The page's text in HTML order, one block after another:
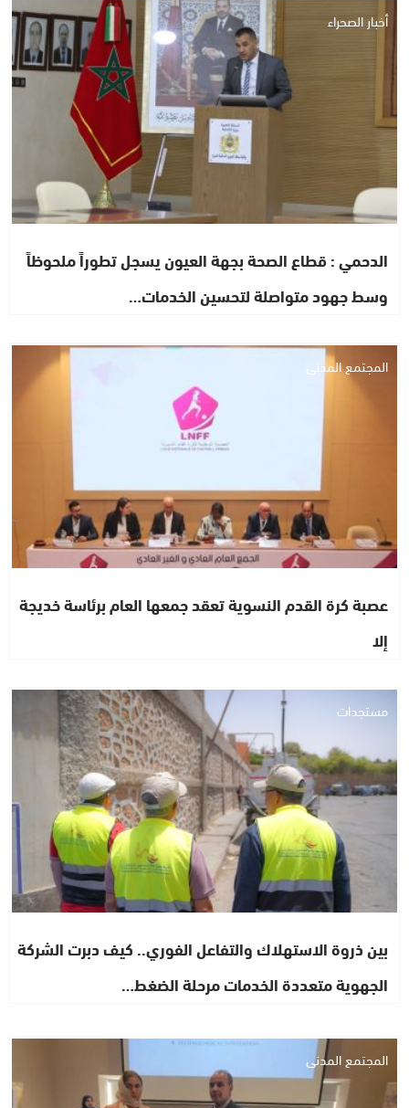
أخبار الصحراء
الدحمي : قطاع الصحة بجهة العيون يسجل تطوراً ملحوظاً
وسط جهود متواصلة لتحسين الخدمات…
المجتمع المدني
عصبة كرة القدم النسوية تعقد جمعها العام برئاسة خديجة
إلا
مستجدات
بين ذروة الاستهلاك والتفاعل الفوري.. كيف دبرت الشركة
الجهوية متعددة الخدمات مرحلة الضغط…
المجتمع المدني